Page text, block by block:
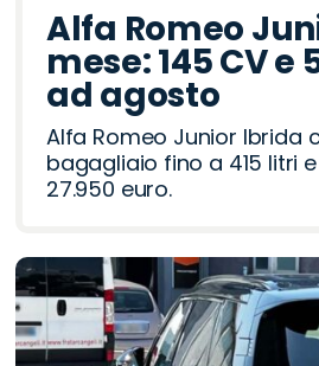
Alfa Romeo
mese: 145 CV
ad agosto
Alfa Romeo Junior Ibrida
bagagliaio fino a 415 litri
27.950 euro.